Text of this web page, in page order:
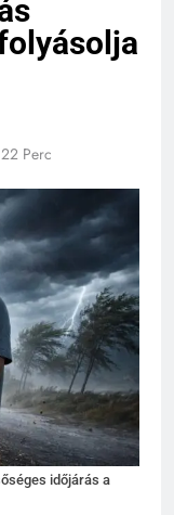
22 Perc
időjárás a